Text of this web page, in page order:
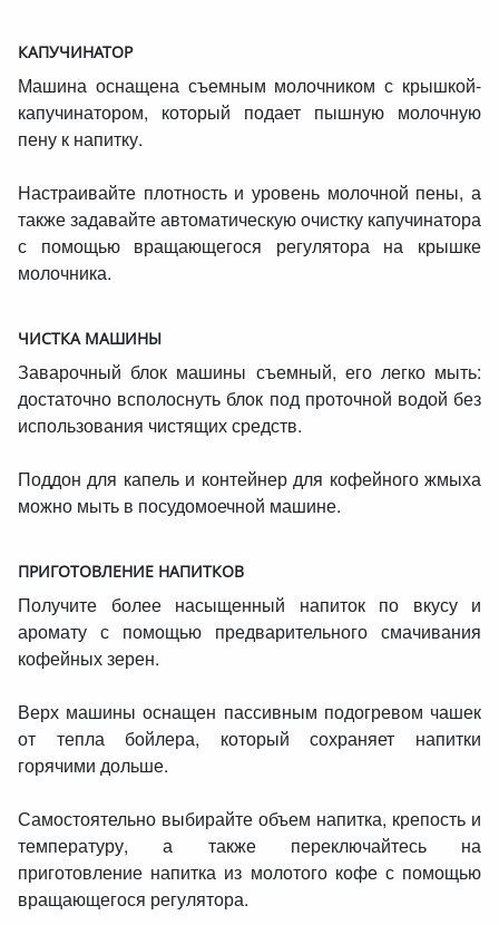
КАПУЧИНАТОР
Машина оснащена съемным молочником с крышкой-
капучинатором, который подает пышную молочную
пену к напитку.
Настраивайте плотность и уровень молочной пены, а
также задавайте автоматическую очистку капучинатора
с помощью вращающегося регулятора на крышке
молочника.
ЧИСТКА МАШИНЫ
Заварочный блок машины съемный, его легко мыть:
достаточно всполоснуть блок под проточной водой без
использования чистящих средств.
Поддон для капель и контейнер для кофейного жмыха
можно мыть в посудомоечной машине.
ПРИГОТОВЛЕНИЕ НАПИТКОВ
Получите более насыщенный напиток по вкусу и
аромату с помощью предварительного смачивания
кофейных зерен.
Верх машины оснащен пассивным подогревом чашек
от тепла бойлера, который сохраняет напитки
горячими дольше.
Самостоятельно выбирайте объем напитка, крепость и
температуру, а также переключайтесь на
приготовление напитка из молотого кофе с помощью
вращающегося регулятора.